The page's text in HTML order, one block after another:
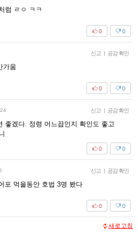
럼 ㄹㅇ ㅋㅋ
0
0
신고 | 공감 확인
가움
0
0
신고 | 공감 확인
좋겠다. 정령 어느끕인지 확인도 좋고
0
0
신고 | 공감 확인
포 먹을동안 호법 3명 봤다
0
0
새로고침